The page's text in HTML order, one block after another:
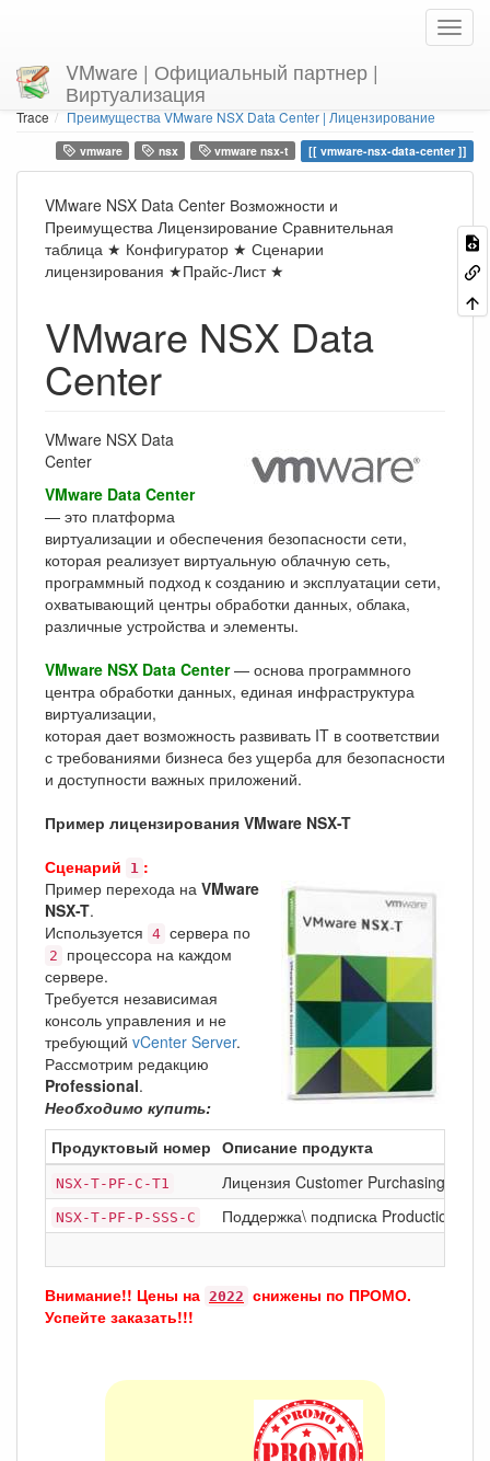
VMware | Официальный партнер |
Виртуализация
You are here
Home
Trace
Преимущества VMware NSX Data Center | Лицензирование
vmware nsx vmware nsx-t vmware-nsx-data-center
VMware NSX Data Center Возможности и
Преимущества Лицензирование Сравнительная
таблица ★ Конфигуратор ★ Сценарии
лицензирования ★Прайс-Лист ★
VMware NSX Data
Center
VMware NSX Data
Center
VMware Data Center
— это платформа
виртуализации и обеспечения безопасности сети,
которая реализует виртуальную облачную сеть,
программный подход к созданию и эксплуатации сети,
охватывающий центры обработки данных, облака,
различные устройства и элементы.
VMware NSX Data Center— основа программного
центра обработки данных, единая инфраструктура
виртуализации,
которая дает возможность развивать IT в соответствии
с требованиями бизнеса без ущерба для безопасности
и доступности важных приложений.
Пример лицензирования VMware NSX-T
Сценарий
1 :
Пример перехода на VMware
NSX-T.
Используется 4 сервера по
2
процессора на каждом
сервере.
Требуется независимая
консоль управления и не
требующий vCenter Server.
Рассмотрим редакцию
Professional.
Необходимо купить:
Продуктовый номер Описание продукта
NSX-T-PF-C-T1 Лицензия Customer Purchasing
NSX-T-PF-P-SSS-C Поддержка\ подписка Production
Внимание!! Цены на 2022 снижены по ПРОМО.
Успейте заказать!!!